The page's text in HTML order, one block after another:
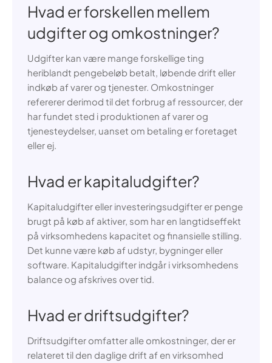
Hvad er forskellen mellem
udgifter og omkostninger?
Udgifter kan være mange forskellige ting
heriblandt pengebeløb betalt, løbende drift eller
indkøb af varer og tjenester. Omkostninger
refererer derimod til det forbrug af ressourcer, der
har fundet sted i produktionen af varer og
tjenesteydelser, uanset om betaling er foretaget
eller ej.
Hvad er kapitaludgifter?
Kapitaludgifter eller investeringsudgifter er penge
brugt på køb af aktiver, som har en langtidseffekt
på virksomhedens kapacitet og finansielle stilling.
Det kunne være køb af udstyr, bygninger eller
software. Kapitaludgifter indgår i virksomhedens
balance og afskrives over tid.
Hvad er driftsudgifter?
Driftsudgifter omfatter alle omkostninger, der er
relateret til den daglige drift af en virksomhed